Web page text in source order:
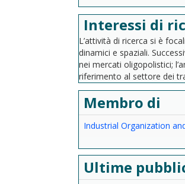
Interessi di
L’attività di ricerca si è
dinamici e spaziali.
nei mercati oligopolistici;
riferimento al settore dei
Membro di
Industrial Organization
Ultime